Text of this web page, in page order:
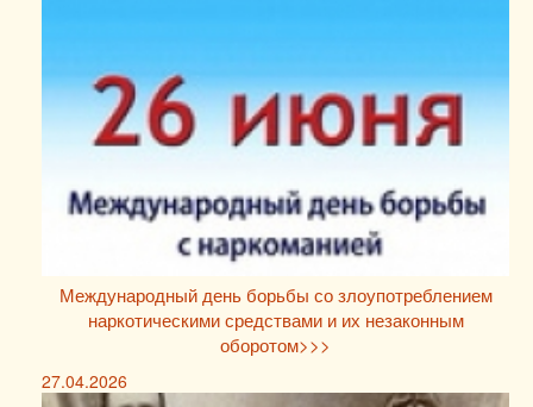
Международный день борьбы со злоупотреблением
наркотическими средствами и их незаконным
оборотом>>>
27.04.2026